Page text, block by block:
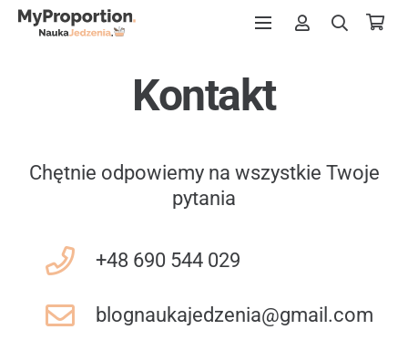
Kontakt
Chętnie odpowiemy na wszystkie Twoje
pytania
+48 690 544 029
blognaukajedzenia@gmail.com